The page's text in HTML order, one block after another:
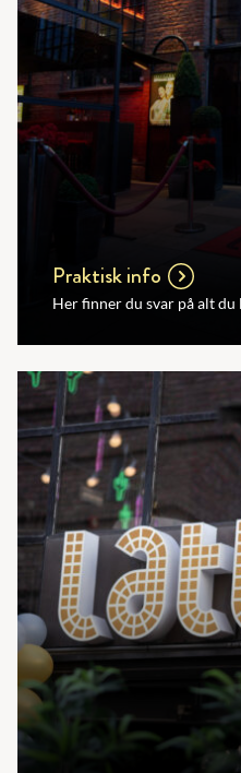
Praktisk info
Her finner du svar på alt